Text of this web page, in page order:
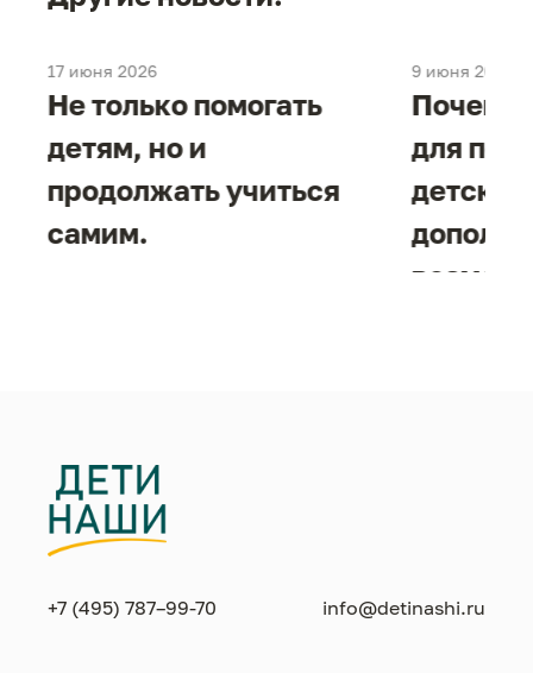
17 июня 2026
Не только помогать
детям, но и
продолжать учиться
самим.
9 июня 2026
Почему
для
+7 (495) 787–99-70 info@detinashi.ru